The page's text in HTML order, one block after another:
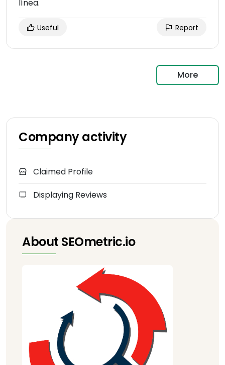
línea.
Useful Report
More
Company activity
Claimed Profile
Displaying Reviews
About SEOmetric.io